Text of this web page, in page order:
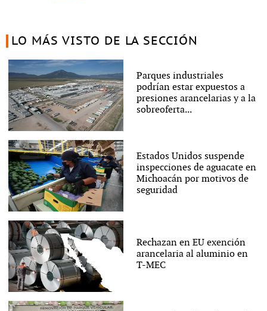
LO MÁS VISTO DE LA SECCIÓN
Parques industriales
podrían estar expuestos a
presiones arancelarias y a la
sobreoferta...
Estados Unidos suspende
inspecciones de aguacate en
Michoacán por motivos de
seguridad
Rechazan en EU exención
arancelaria al aluminio en
T-MEC